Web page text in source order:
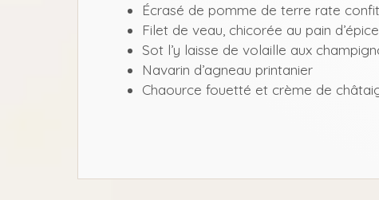
Écrasé de pomme de terre rate
Filet de veau, chicorée au pain
Sot l’y laisse de volaille aux
Navarin d’agneau printanier
Chaource fouetté et crème de